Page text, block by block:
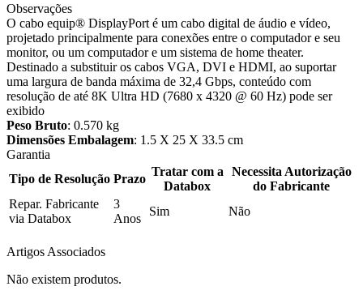
Observações
O cabo equip® DisplayPort é um cabo digital de áudio e vídeo,
projetado principalmente para conexões entre o computador e seu
monitor, ou um computador e um sistema de home theater.
Destinado a substituir os cabos VGA, DVI e HDMI, ao suportar
uma largura de banda máxima de 32,4 Gbps, conteúdo com
resolução de até 8K Ultra HD (7680 x 4320 @ 60 Hz) pode ser
exibido
Peso Bruto: 0.570 kg
Dimensões Embalagem: 1.5 X 25 X 33.5 cm
Garantia
Tipo de Resolução Prazo
Tratar com a
Databox
Necessita Autorização
do Fabricante
Repar. Fabricante
via Databox
3
Anos
Sim Não
Artigos Associados
Não existem produtos.